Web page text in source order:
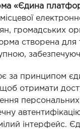
«Єдина
громадських
створена для
за принципом
отримати
інтерфейс.